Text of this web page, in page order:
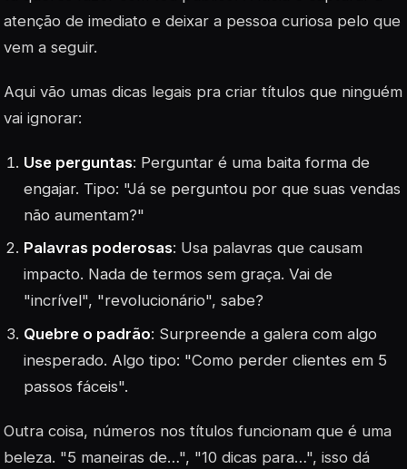
atenção de imediato e deixar a pessoa curiosa pelo que
vem a seguir.
Aqui vão umas dicas legais pra criar títulos que ninguém
vai ignorar:
Use perguntas: Perguntar é uma baita forma de
engajar. Tipo: "Já se perguntou por que suas vendas
não aumentam?"
Palavras poderosas: Usa palavras que causam
impacto. Nada de termos sem graça. Vai de
"incrível", "revolucionário", sabe?
Quebre o padrão: Surpreende a galera com algo
inesperado. Algo tipo: "Como perder clientes em 5
passos fáceis".
Outra coisa, números nos títulos funcionam que é uma
beleza. "5 maneiras de…", "10 dicas para…", isso dá